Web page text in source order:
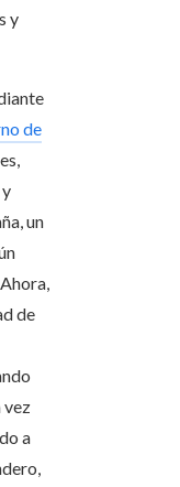
y
de
un
de
vez
a